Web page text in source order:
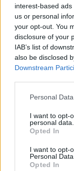
interest-based
us or personal
your opt-out. You
disclosure of your
IAB’s list of
also be disclosed
Downstream
Personal
I want to opt-
personal data.
Opted In
I want to opt-
Personal Data.
Opted In
6.8k 348